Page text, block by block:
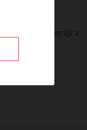
megoldást nyújt a